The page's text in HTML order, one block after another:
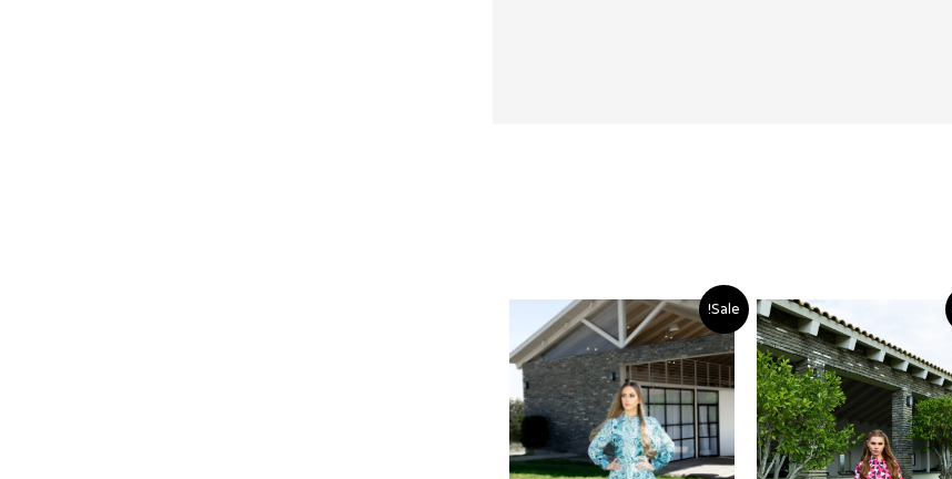
המחיר
המקורי
היה:
790.00 ₪.
המחיר
הנוכחי
הוא:
590.00 ₪.
Sale!
המחיר
המקורי
היה:
590.00 ₪.
הנוכחי
הוא:
490.00 ₪.